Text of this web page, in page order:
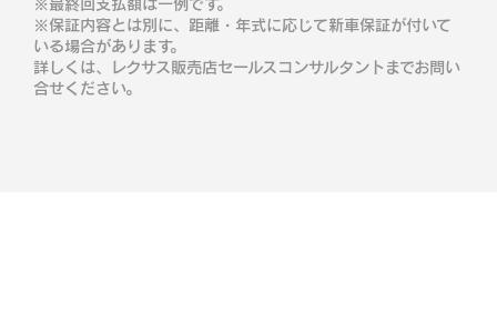
※保証内容とは別に、距離・年式に応じて新車保証が付いて
いる場合があります。
詳しくは、レクサス販売店セールスコンサルタントまでお問い
合せください。